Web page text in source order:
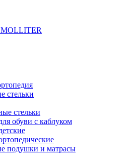
стельки
стельки
обуви с каблуком
подушки и матрасы